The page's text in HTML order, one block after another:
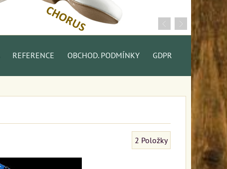
REFERENCE OBCHOD. PODMÍNKY GDPR
2 Položky